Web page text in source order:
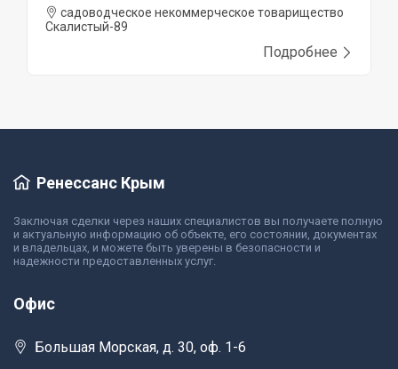
садоводческое некоммерческое товарищество
Скалистый-89
Подробнее
Ренессанс Крым
Заключая сделки через наших специалистов вы получаете полную
и актуальную информацию об объекте, его состоянии, документах
и владельцах, и можете быть уверены в безопасности и
надежности предоставленных услуг.
Офис
Большая Морская, д. 30, оф. 1-6